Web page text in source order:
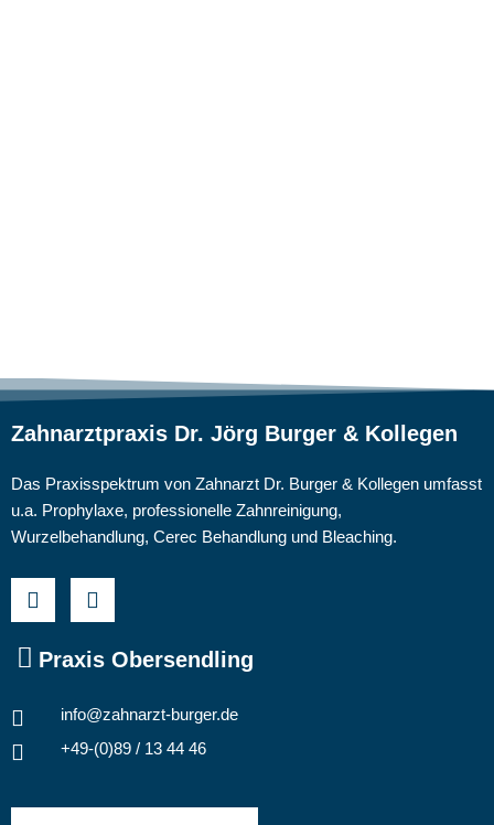
Zahnarztpraxis Dr. Jörg Burger & Kollegen
Das Praxisspektrum von Zahnarzt Dr. Burger & Kollegen umfasst
u.a. Prophylaxe, professionelle Zahnreinigung,
Wurzelbehandlung, Cerec Behandlung und Bleaching.
Praxis Obersendling
info@zahnarzt-burger.de
+49-(0)89 / 13 44 46